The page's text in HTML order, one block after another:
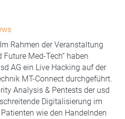
Rahmen der Veranstaltung
Med-Tech“ haben
AG ein Live Hacking auf der
MT-Connect durchgeführt.
Analysis & Pentests der usd
Digitalisierung im
wie den Handelnden